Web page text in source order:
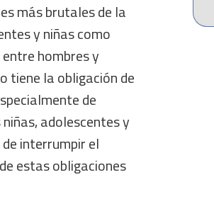
más brutales de la
y niñas como
hombres y
tiene la obligación de
de
adolescentes y
interrumpir el
estas obligaciones